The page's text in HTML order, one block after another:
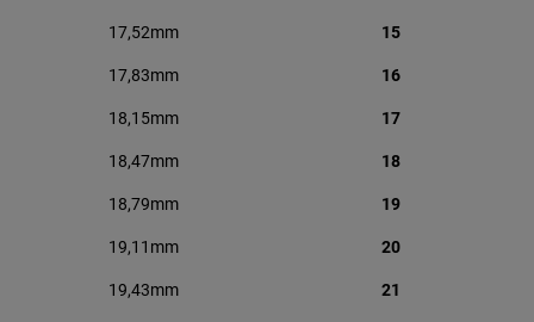
17,52mm 15
17,83mm 16
18,15mm 17
18,47mm 18
18,79mm 19
19,11mm 20
19,43mm 21